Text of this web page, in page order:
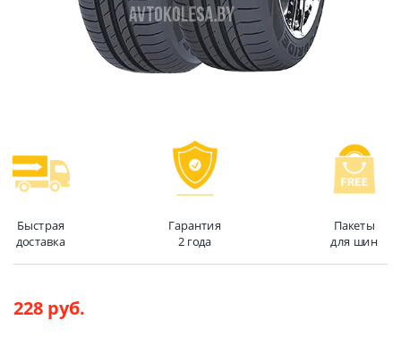
Быстрая
доставка
Гарантия
2 года
Пакеты
для шин
228 руб.